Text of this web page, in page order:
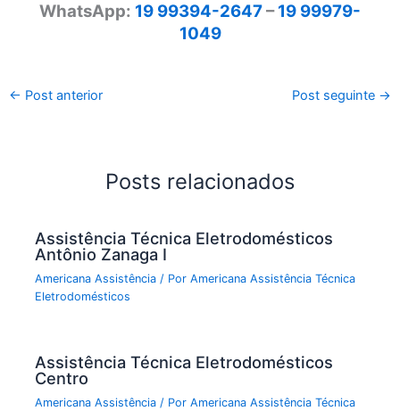
WhatsApp: 19 99394-2647–19 99979-
1049
← Post anterior Post seguinte →
Posts relacionados
Assistência Técnica Eletrodomésticos
Antônio Zanaga I
Americana Assistência / PorAmericana Assistência Técnica
Eletrodomésticos
Assistência Técnica Eletrodomésticos
Centro
Americana Assistência / PorAmericana Assistência Técnica